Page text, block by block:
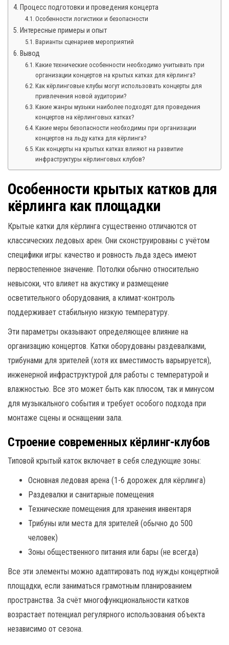
Процесс подготовки и проведения концерта
Особенности логистики и безопасности
Интересные примеры и опыт
Варианты сценариев мероприятий
Вывод
Какие технические особенности необходимо учитывать при
организации концертов на крытых катках для кёрлинга?
Как кёрлинговые клубы могут использовать концерты для
привлечения новой аудитории?
Какие жанры музыки наиболее подходят для проведения
концертов на кёрлинговых катках?
Какие меры безопасности необходимы при организации
концертов на льду катка для кёрлинга?
Как концерты на крытых катках влияют на развитие
инфраструктуры кёрлинговых клубов?
Особенности крытых катков для
кёрлинга как площадки
Крытые катки для кёрлинга существенно отличаются от
классических ледовых арен. Они сконструированы с учётом
специфики игры: качество и ровность льда здесь имеют
первостепенное значение. Потолки обычно относительно
невысоки, что влияет на акустику и размещение
осветительного оборудования, а климат-контроль
поддерживает стабильную низкую температуру.
Эти параметры оказывают определяющее влияние на
организацию концертов. Катки оборудованы раздевалками,
трибунами для зрителей (хотя их вместимость варьируется),
инженерной инфраструктурой для работы с температурой и
влажностью. Все это может быть как плюсом, так и минусом
для музыкального события и требует особого подхода при
монтаже сцены и оснащении зала.
Строение современных кёрлинг-клубов
Типовой крытый каток включает в себя следующие зоны:
Основная ледовая арена (1-6 дорожек для кёрлинга)
Раздевалки и санитарные помещения
Технические помещения для хранения инвентаря
Трибуны или места для зрителей (обычно до 500
человек)
Зоны общественного питания или бары (не всегда)
Все эти элементы можно адаптировать под нужды концертной
площадки, если заниматься грамотным планированием
пространства. За счёт многофункциональности катков
возрастает потенциал регулярного использования объекта
независимо от сезона.